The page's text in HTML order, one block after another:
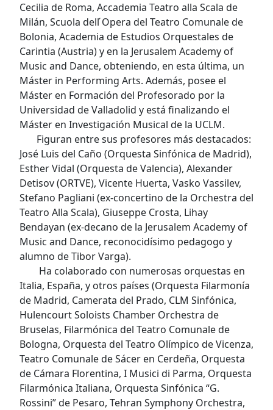
Cecilia de Roma, Accademia Teatro alla Scala de
Milán, Scuola dell ́Opera del Teatro Comunale de
Bolonia, Academia de Estudios Orquestales de
Carintia (Austria) y en la Jerusalem Academy of
Music and Dance, obteniendo, en esta última, un
Máster in Performing Arts. Además, posee el
Máster en Formación del Profesorado por la
Universidad de Valladolid y está finalizando el
Máster en Investigación Musical de la UCLM.
Figuran entre sus profesores más destacados:
José Luis del Caño (Orquesta Sinfónica de Madrid),
Esther Vidal (Orquesta de Valencia), Alexander
Detisov (ORTVE), Vicente Huerta, Vasko Vassilev,
Stefano Pagliani (ex-concertino de la Orchestra del
Teatro Alla Scala), Giuseppe Crosta, Lihay
Bendayan (ex-decano de la Jerusalem Academy of
Music and Dance, reconocidísimo pedagogo y
alumno de Tibor Varga).
Ha colaborado con numerosas orquestas en
Italia, España, y otros países (Orquesta Filarmonía
de Madrid, Camerata del Prado, CLM Sinfónica,
Hulencourt Soloists Chamber Orchestra de
Bruselas, Filarmónica del Teatro Comunale de
Bologna, Orquesta del Teatro Olímpico de Vicenza,
Teatro Comunale de Sácer en Cerdeña, Orquesta
de Cámara Florentina, I Musici di Parma, Orquesta
Filarmónica Italiana, Orquesta Sinfónica “G.
Rossini” de Pesaro, Tehran Symphony Orchestra,